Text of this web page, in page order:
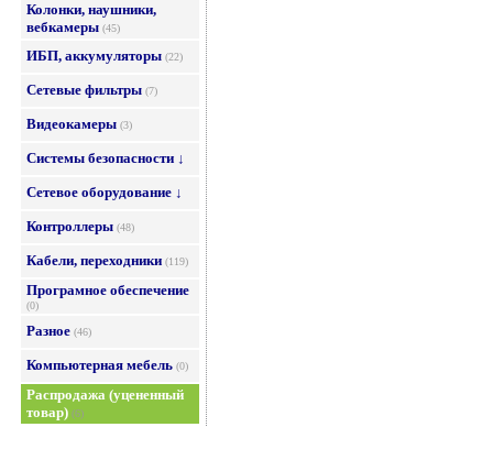
Колонки, наушники,
вебкамеры (45)
ИБП, аккумуляторы (22)
Сетевые фильтры (7)
Видеокамеры (3)
Системы безопасности ↓
Сетевое оборудование ↓
Контроллеры (48)
Кабели, переходники (119)
Програмное обеспечение
(0)
Разное (46)
Компьютерная мебель (0)
Распродажа (уцененный
товар) (6)